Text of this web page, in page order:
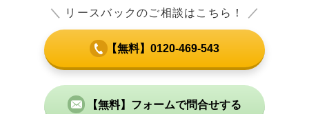
＼ リースバックのご相談はこちら！ ／
【無料】0120-469-543
【無料】フォームで問合せする